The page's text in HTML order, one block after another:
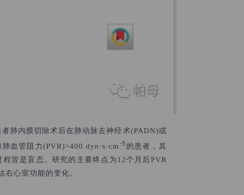
肺内膜切除术后在肺动脉去神经术(PADN)或
血管阻力(PVR)>400 dyn·s·cm-5 的患者，其
皆是盲态。研究的主要终点为12个月后PVR
心室功能的变化。